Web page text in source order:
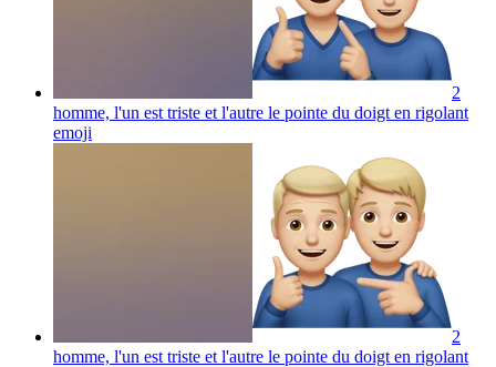
2
homme, l'un est triste et l'autre le pointe du doigt en rigolant
emoji
2
homme, l'un est triste et l'autre le pointe du doigt en rigolant